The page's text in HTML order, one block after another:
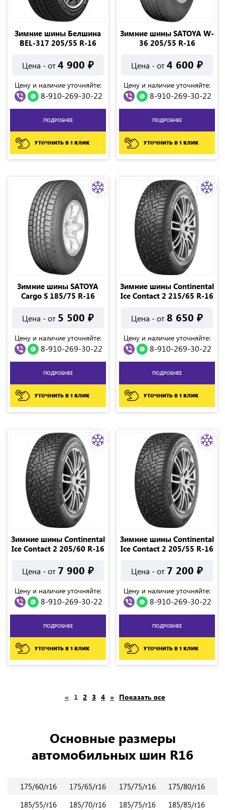
Зимние шины Белшина
BEL-317 205/55 R-16
Цена - от4 900 ₽
Цену и наличие уточняйте:
8-910-269-30-22
ПОДРОБНЕЕ
УТОЧНИТЬ В 1 КЛИК
Зимние шины SATOYA W-
36 205/55 R-16
Цена - от4 600 ₽
Цену и наличие уточняйте:
8-910-269-30-22
ПОДРОБНЕЕ
УТОЧНИТЬ В 1 КЛИК
Зимние шины SATOYA
Cargo S 185/75 R-16
Цена - от 5 500 ₽
Цену и наличие уточняйте:
8-910-269-30-22
ПОДРОБНЕЕ
УТОЧНИТЬ В 1 КЛИК
Зимние шины Continental
Ice Contact 2 215/65 R-16
Цена - от8 650 ₽
Цену и наличие уточняйте:
8-910-269-30-22
ПОДРОБНЕЕ
УТОЧНИТЬ В 1 КЛИК
Зимние шины Continental
Ice Contact 2 205/60 R-16
Цена - от 7 900 ₽
Цену и наличие уточняйте:
8-910-269-30-22
ПОДРОБНЕЕ
УТОЧНИТЬ В 1 КЛИК
Зимние шины Continental
Ice Contact 2 205/55 R-16
Цена - от 7 200 ₽
Цену и наличие уточняйте:
8-910-269-30-22
ПОДРОБНЕЕ
УТОЧНИТЬ В 1 КЛИК
« 1 2 3 4 » Показать все
Основные размеры
автомобильных шин R16
175/60/r16 175/65/r16 175/75/r16
175/80/r16
185/55/r16
185/70/r16 185/75/r16
185/85/r16